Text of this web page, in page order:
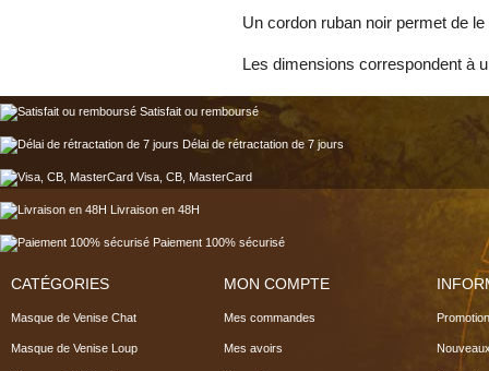
Un cordon ruban noir permet de
Les dimensions correspondent à
Satisfait ou remboursé
Délai de rétractation de 7 jours
Visa, CB, MasterCard
Livraison en 48H
Paiement 100% sécurisé
CATÉGORIES
Masque de Venise Chat
Masque de Venise Loup
MON COMPTE
Mes commandes
Mes avoirs